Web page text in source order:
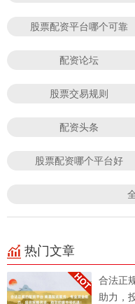
股票配资平台哪个可靠
配资论坛
股票交易规则
配资头条
股票配资哪个平台好
热门文章
合法正
助力，